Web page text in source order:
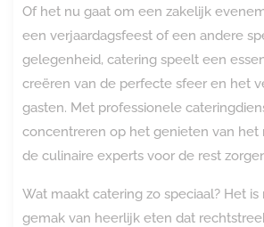
Of het nu gaat om een zakelijk
een verjaardagsfeest of een andere
gelegenheid, catering speelt een
creëren van de perfecte sfeer en het
gasten. Met professionele
concentreren op het genieten van
de culinaire experts voor de rest
Wat maakt catering zo speciaal? Het
gemak van heerlijk eten dat